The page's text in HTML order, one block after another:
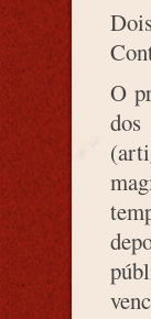
O
dos